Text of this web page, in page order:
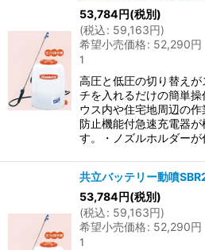
53,784円(税別)
(税込: 59,163円)
希望小売価格: 52,290円
1
高圧と低圧の切り替え
チを入れるだけの簡単
ウス内や住宅地周辺の
防止機能付急速充電器が
す。・ノズルホルダー
共立バッテリー動噴
53,784円(税別)
(税込: 59,163円)
希望小売価格: 52,290円
1